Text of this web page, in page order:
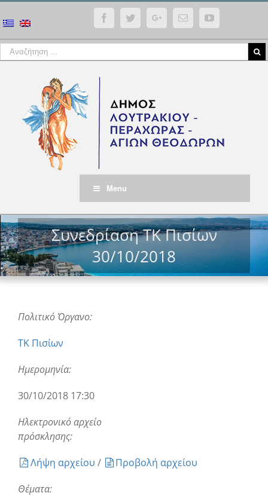
FacebookTwitterGoogle+Email YouTube
Menu
Συνεδρίαση ΤΚ Πισίων
30/10/2018
Πολιτικό Όργανο:
ΤΚ Πισίων
Ημερομηνία:
30/10/2018 17:30
Ηλεκτρονικό αρχείο
πρόσκλησης:
Λήψη αρχείου /
Προβολή αρχείου
Θέματα: